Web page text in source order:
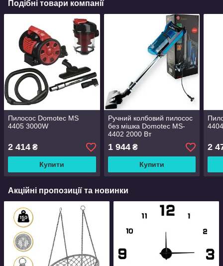
Подібні товари компанії
Пилосос Domotec MS
4405 3000W
2 414 ₴
Купити
Ручний колбовий пилосос
без мішка Domotec MS-
4402 2000 Вт
1 944₴
Купити
2
Акційні пропозиції та новинки